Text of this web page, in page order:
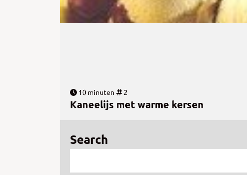
10 minuten 2
Kaneelijs met warme kersen
Search